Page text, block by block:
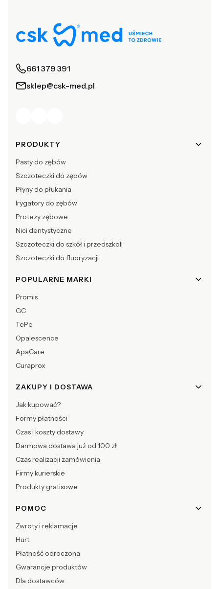
661 379 391
sklep@csk-med.pl
Linki w stopce
PRODUKTY
Pasty do zębów
Szczoteczki do zębów
Płyny do płukania
Irygatory do zębów
Protezy zębowe
Nici dentystyczne
Szczoteczki do szkół i przedszkoli
Szczoteczki do fluoryzacji
POPULARNE MARKI
Promis
GC
TePe
Opalescence
ApaCare
Curaprox
ZAKUPY I DOSTAWA
Jak kupować?
Formy płatności
Czas i koszty dostawy
Darmowa dostawa już od 100 zł
Czas realizacji zamówienia
Firmy kurierskie
Produkty gratisowe
POMOC
Zwroty i reklamacje
Hurt
Płatność odroczona
Gwarancje produktów
Dla dostawców